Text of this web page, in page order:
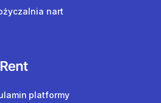
nart
platformy